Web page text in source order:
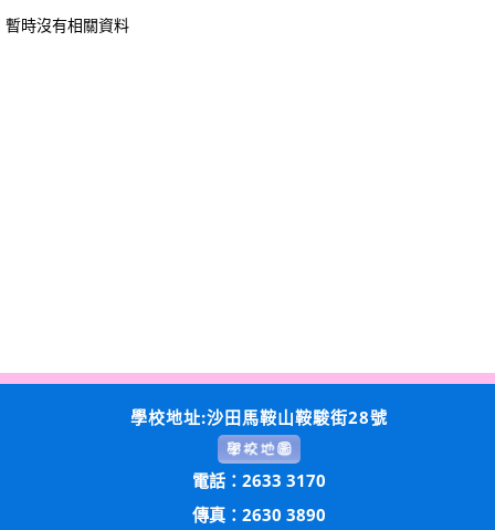
暫時沒有相關資料
學校地址:沙田馬鞍山鞍駿街28號
電話：2633 3170
傳真：2630 3890